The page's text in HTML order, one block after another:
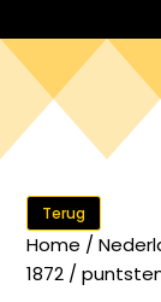
Terug
Home /
1872 /